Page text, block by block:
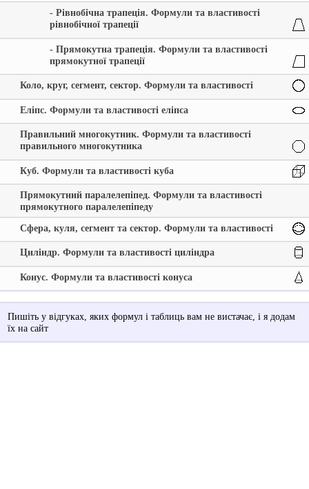
- Рівнобічна трапеція. Формули та властивості
рівнобічної трапеції
- Прямокутна трапеція. Формули та властивості
прямокутної трапеції
Коло, круг, сегмент, сектор. Формули та властивості
Еліпс. Формули та властивості еліпса
Правильний многокутник. Формули та властивості
правильного многокутника
Куб. Формули та властивості куба
Прямокутний паралелепіпед. Формули та властивості
прямокутного паралелепіпеду
Сфера, куля, сегмент та сектор. Формули та властивості
Циліндр. Формули та властивості циліндра
Конус. Формули та властивості конуса
Пишіть у відгуках, яких формул і таблиць вам не вистачає, і я додам
їх на сайт